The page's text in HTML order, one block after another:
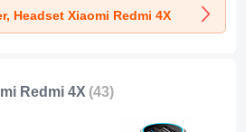
Schwarz
4X Gold
Headset Xiaomi Redmi 4X
Redmi 4X (43)